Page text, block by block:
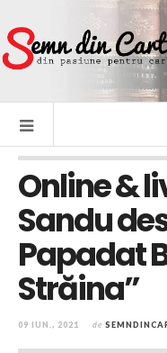
Online &
Sandu
Papadat
Străina”
09 IUN., 2021 de